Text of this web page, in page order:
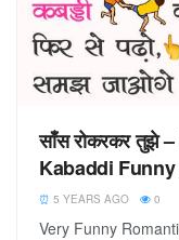
साँस रोकरकर तुझे
Kabaddi
5 YEARS AGO 0
Very Funny